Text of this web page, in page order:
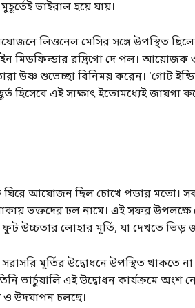
ভাইরাল হয়ে যায়।
লিওনেল মেসির সঙ্গে উপস্থিত ছিলেন
মিডফিল্ডার রদ্রিগো দে পল। আয়োজক
উষ্ণ শুভেচ্ছা বিনিময় করেন। ‘গোট
হিসেবে এই সাক্ষাৎ ইতোমধ্যেই জায়গা
ঘিরে আয়োজন ছিল চোখে পড়ার মতো।
ভক্তদের ঢল নামে। এই সফর উপলক্ষে
ফুট উচ্চতার লোহার মূর্তি, যা দেখতে ভিড়
সরাসরি মূর্তির উদ্বোধনে উপস্থিত
ভার্চুয়ালি এই উদ্বোধন কার্যক্রমে অংশ
ও উদযাপন চলছে।